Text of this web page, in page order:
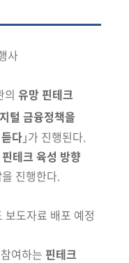
사
의 유망 핀테크
털 금융정책을
다｣가 진행된다.
테크 육성 방향
을 진행한다.
도자료 배포 예정
여하는 핀테크